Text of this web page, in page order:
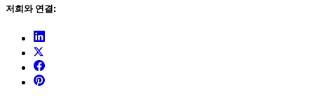
저희와 연결: